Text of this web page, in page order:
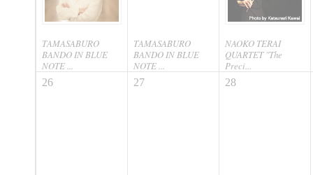
TAMASABURO
BANDO IN BLUE
NOTE ...
TAMASABURO
BANDO IN BLUE
NOTE ...
NAOKO TERAI
QUARTET "The
Preci...
26
27 28